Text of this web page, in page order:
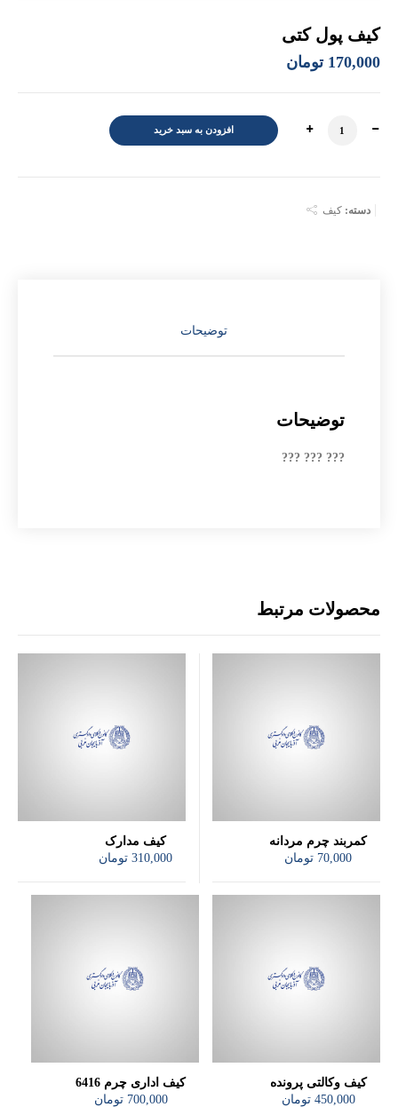
کیف پول کتی
170,000 تومان
کیف پول کتی عدد افزودن به سبد خرید
دسته: کیف
توضیحات
توضیحات
??? ??? ???
محصولات مرتبط
کمربند چرم مردانه
70,000 تومان
کیف مدارک
310,000 تومان
کیف وکالتی پرونده
450,000 تومان
کیف اداری چرم 6416
700,000 تومان